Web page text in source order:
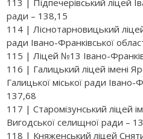
ради – 138,15
114 | Ліснотарновицький
ради Івано-Франківської
115 | Ліцей №13 Івано-
116 | Галицький ліцей імені
Галицької міської ради Івано-
137,68
117 | Старомізунський ліцей
Вигодської селищної ради –
118 | Княженський ліцей